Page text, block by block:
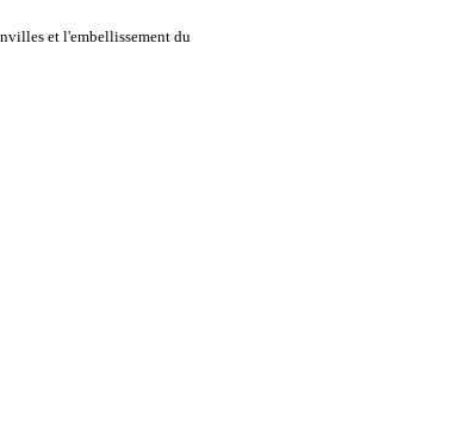
et l'embellissement du